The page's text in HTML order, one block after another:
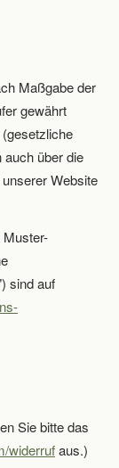
Maßgabe der
gewährt
auch über die
Website
Muster-
sind auf
Sie bitte das
widerrufaus.)